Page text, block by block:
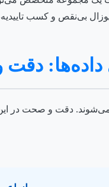
بی‌نقص و کسب
دقت و صحت در این